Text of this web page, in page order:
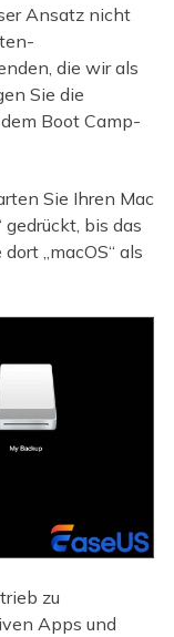
Ansatz nicht
die wir als
Sie die
Boot Camp-
Sie Ihren Mac
bis das
„macOS“ als
zu
Apps und